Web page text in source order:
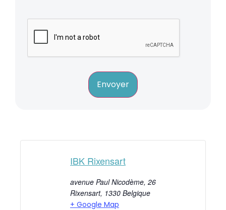
Envoyer
IBK Rixensart
avenue Paul Nicodème, 26
Rixensart, 1330 Belgique
+ Google Map